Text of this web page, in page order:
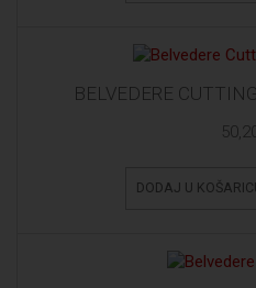
BELVEDERE
DODAJ U